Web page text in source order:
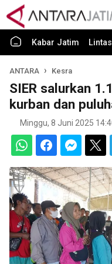
Kabar Jatim
ANTARA Kesra
SIER salurkan
kurban dan
Minggu, 8 Juni 2025